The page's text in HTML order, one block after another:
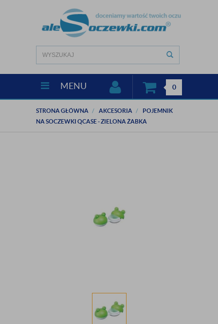
MENU 0
STRONA GŁÓWNA AKCESORIA
POJEMNIK
NA SOCZEWKI QCASE - ZIELONA ŻABKA